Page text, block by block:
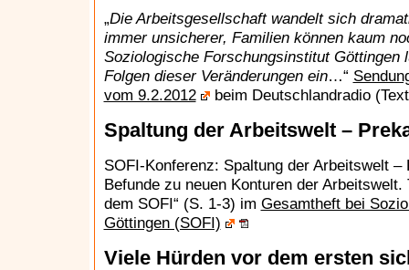
„Die Arbeitsgesellschaft wandelt sich
immer unsicherer, Familien können kaum
Soziologische Forschungsinstitut Göttingen
Folgen dieser Veränderungen ein…“
vom 9.2.2012
beim Deutschlandradio
Spaltung der Arbeitswelt –
SOFI-Konferenz: Spaltung der Arbeitswelt
Befunde zu neuen Konturen der
dem SOFI“ (S. 1-3) im Gesamtheft bei
Göttingen (SOFI)
Viele Hürden vor dem ersten